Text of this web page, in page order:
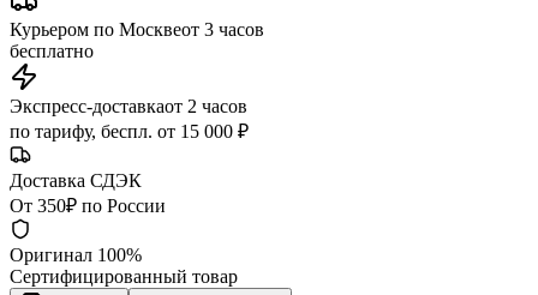
Курьером по Москвеот 3 часов
бесплатно
Экспресс-доставкаот 2 часов
по тарифу, беспл. от 15 000 ₽
Доставка СДЭК
От 350₽ по России
Оригинал 100%
Сертифицированный товар